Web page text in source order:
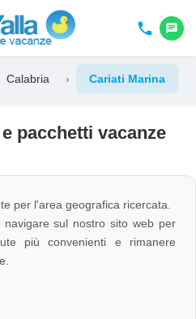
phone chat
Calabria › Cariati Marina
pacchetti vacanze
per l'area geografica ricercata.
sul nostro sito web per
più convenienti e rimanere